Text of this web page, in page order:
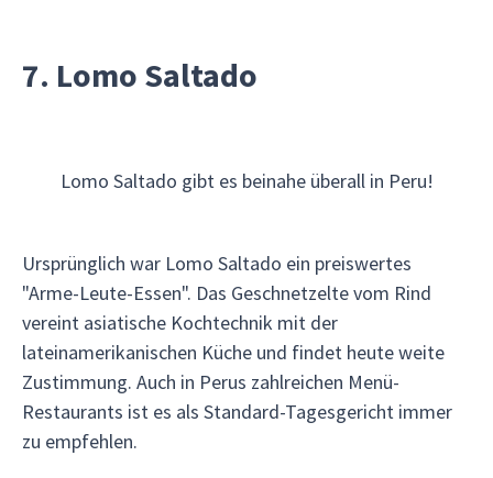
7. Lomo Saltado
Lomo Saltado gibt es beinahe überall in Peru!
Ursprünglich war Lomo Saltado ein preiswertes
"Arme-Leute-Essen". Das Geschnetzelte vom Rind
vereint asiatische Kochtechnik mit der
lateinamerikanischen Küche und findet heute weite
Zustimmung. Auch in Perus zahlreichen Menü-
Restaurants ist es als Standard-Tagesgericht immer
zu empfehlen.